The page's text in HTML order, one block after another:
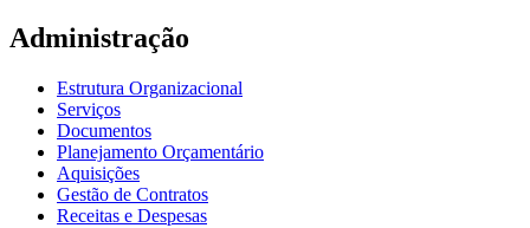
Administração
Estrutura Organizacional
Serviços
Documentos
Planejamento Orçamentário
Aquisições
Gestão de Contratos
Receitas e Despesas